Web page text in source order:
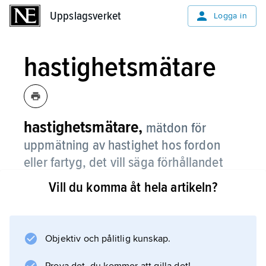
Uppslagsverket Logga in
hastighetsmätare
hastighetsmätare, mätdon för
uppmätning av hastighet hos fordon
eller fartyg, det vill säga förhållandet
mellan tillryggalagd sträcka och
motsvarande tid.
ligger det närmast till hands att bestämma
Vill du komma åt hela artikeln?
Objektiv och pålitlig kunskap.